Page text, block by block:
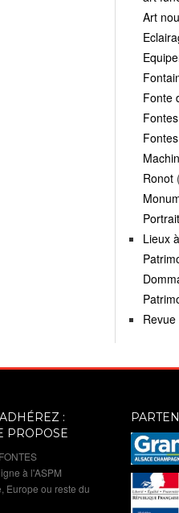
Art
Fonte
Ronot
Lieux
:
PROPOSE
à l'ASPM
Europe ou reste du